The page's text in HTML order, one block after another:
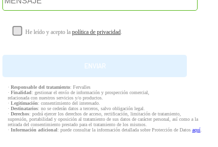
He leído y acepto la política de privacidad.
· Responsable del tratamiento: Fervalles
· Finalidad: gestionar el envío de información y prospección comercial,
relacionada con nuestros servicios y/o productos.
· Legitimación: consentimiento del interesado.
· Destinatarios: no se cederán datos a terceros, salvo obligación legal.
· Derechos: podrá ejercer los derechos de acceso, rectificación, limitación de tratamiento,
supresión, portabilidad y oposición al tratamiento de sus datos de carácter personal, así como a la
retirada del consentimiento prestado para el tratamiento de los mismos.
· Información adicional: puede consultar la información detallada sobre Protección de Datos aquí.